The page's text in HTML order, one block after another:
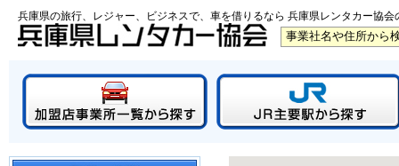
兵庫県の旅行、レジャー、ビジネスで、車を借りるなら 兵庫県レンタカー協会